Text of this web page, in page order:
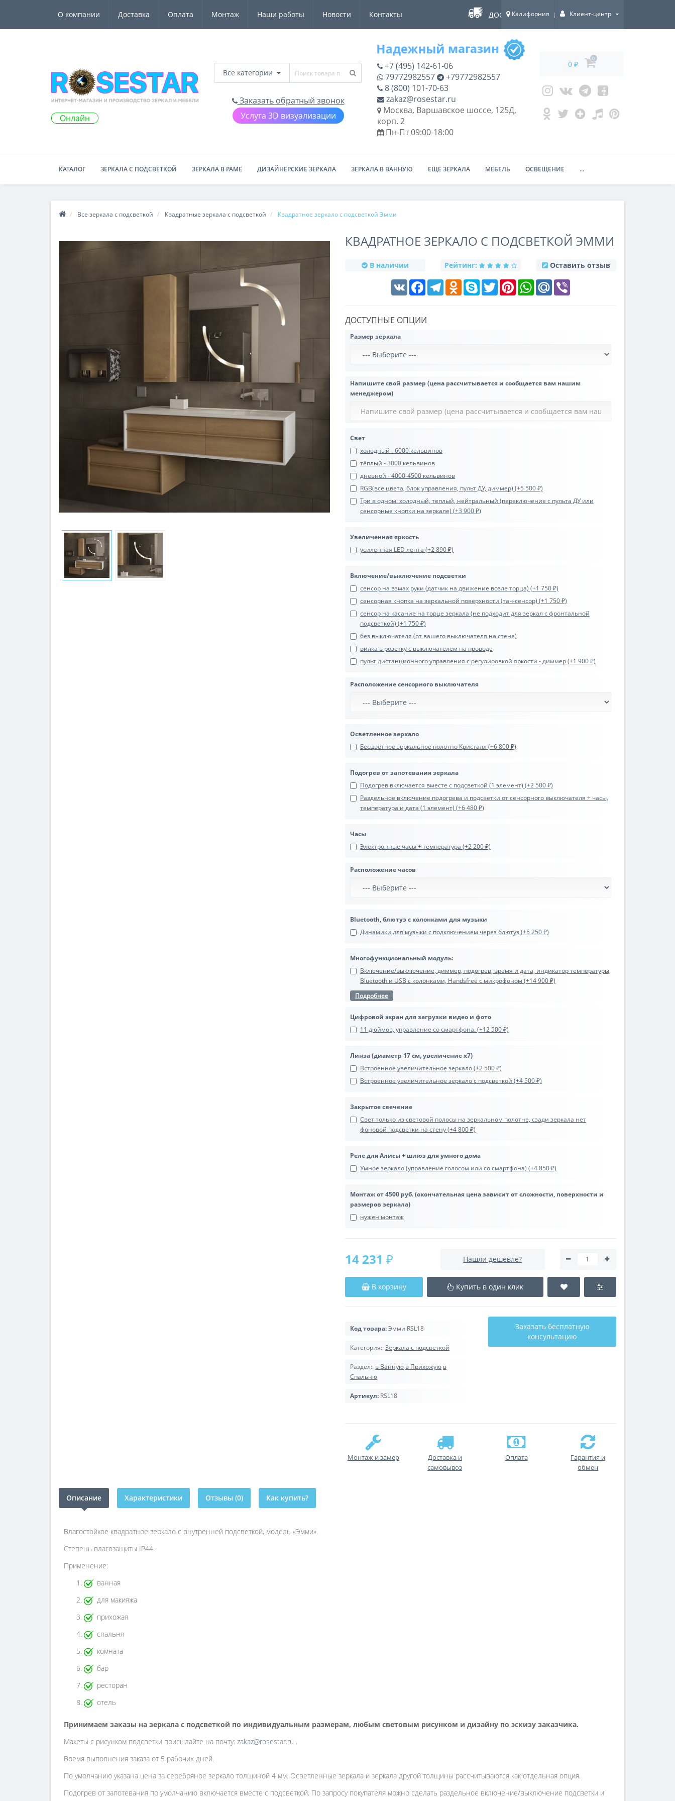
О компании Доставка Оплата Монтаж Наши работы Новости Контакты ДОСТАВКА ПО ВСЕЙ РОССИИ!
Калифорния Клиент-центр
Онлайн
Все категории
Заказать обратный звонок
Услуга 3D визуализации
+7 (495) 142-61-06
79772982557
+79772982557
8 (800) 101-70-63
zakaz@rosestar.ru
Москва, Варшавское шоссе, 125Д,
корп. 2
Пн-Пт 09:00-18:00
0 ₽
0
КАТАЛОГ ЗЕРКАЛА С ПОДСВЕТКОЙ ЗЕРКАЛА В РАМЕ ДИЗАЙНЕРСКИЕ ЗЕРКАЛА ЗЕРКАЛА В ВАННУЮ ЕЩЁ ЗЕРКАЛА МЕБЕЛЬ ОСВЕЩЕНИЕ ...
Все зеркала с подсветкой Квадратные зеркала с подсветкой Квадратное зеркало с подсветкой Эмми
КВАДРАТНОЕ ЗЕРКАЛО С ПОДСВЕТКОЙ ЭММИ
В наличии Рейтинг: Оставить отзыв
VK FacebookTelegramOdnoklassniki
Skype Twitter PinterestWhatsAppMail.Ru
ДОСТУПНЫЕ ОПЦИИ
Размер зеркала
Напишите свой размер (цена рассчитывается и сообщается вам нашим
менеджером)
Свет
холодный - 6000 кельвинов
тёплый - 3000 кельвинов
дневной - 4000-4500 кельвинов
RGB(все цвета, блок управления, пульт ДУ, диммер) (+5 500 ₽)
Три в одном: холодный, теплый, нейтральный (переключение с пульта ДУ или
сенсорные кнопки на зеркале) (+3 900 ₽)
Увеличенная яркость
усиленная LED лента (+2 890 ₽)
Включение/выключение подсветки
сенсор на взмах руки (датчик на движение возле торца) (+1 750 ₽)
сенсорная кнопка на зеркальной поверхности (тач-сенсор) (+1 750 ₽)
сенсор на касание на торце зеркала (не подходит для зеркал с фронтальной
подсветкой) (+1 750 ₽)
без выключателя (от вашего выключателя на стене)
вилка в розетку с выключателем на проводе
пульт дистанционного управления с регулировкой яркости - диммер (+1 900 ₽)
Расположение сенсорного выключателя
Осветленное зеркало
Бесцветное зеркальное полотно Кристалл (+6 800 ₽)
Подогрев от запотевания зеркала
Подогрев включается вместе с подсветкой (1 элемент) (+2 500 ₽)
Раздельное включение подогрева и подсветки от сенсорного выключателя + часы,
температура и дата (1 элемент) (+6 480 ₽)
Часы
Электронные часы + температура (+2 200 ₽)
Расположение часов
Bluetooth, блютуз с колонками для музыки
Динамики для музыки с подключением через блютуз (+5 250 ₽)
Многофункциональный модуль:
Включение/выключение, диммер, подогрев, время и дата, индикатор температуры,
Bluetooth и USB с колонками, Handsfree с микрофоном (+14 900 ₽)
Подробнее
Цифровой экран для загрузки видео и фото
11 дюймов, управление со смартфона. (+12 500 ₽)
Линза (диаметр 17 см, увеличение х7)
Встроенное увеличительное зеркало (+2 500 ₽)
Встроенное увеличительное зеркало с подсветкой (+4 500 ₽)
Закрытое свечение
Свет только из световой полосы на зеркальном полотне, сзади зеркала нет
фоновой подсветки на стену (+4 800 ₽)
Реле для Алисы + шлюз для умного дома
Умное зеркало (управление голосом или со смартфона) (+4 850 ₽)
Монтаж от 4500 руб. (окончательная цена зависит от сложности, поверхности и
размеров зеркала)
нужен монтаж
14 231 ₽ Нашли дешевле?
В корзину Купить в один клик
Код товара:Эмми RSL18
Категория::Зеркала с подсветкой
Раздел:: в Ванную в Прихожую в
Спальню
Артикул: RSL18
Заказать бесплатную
консультацию
Монтаж и замер
Доставка и
самовывоз
Оплата
Гарантия и
обмен
Описание Характеристики Отзывы (0) Как купить?
Влагостойкое квадратное зеркало с внутренней подсветкой, модель «Эмми».
Степень влагозащиты IP44.
Применение:
ванная
для макияжа
прихожая
спальня
комната
бар
ресторан
отель
Принимаем заказы на зеркала с подсветкой по индивидуальным размерам, любым световым рисунком и дизайну по эскизу заказчика.
Макеты с рисунком подсветки присылайте на почту: zakaz@rosestar.ru .
Время выполнения заказа от 5 рабочих дней.
По умолчанию указана цена за серебряное зеркало толщиной 4 мм. Осветленные зеркала и зеркала другой толщины рассчитываются как отдельная опция.
Подогрев от запотевания по умолчанию включается вместе с подсветкой. По запросу покупателя можно сделать раздельное включение/выключение подсветки и